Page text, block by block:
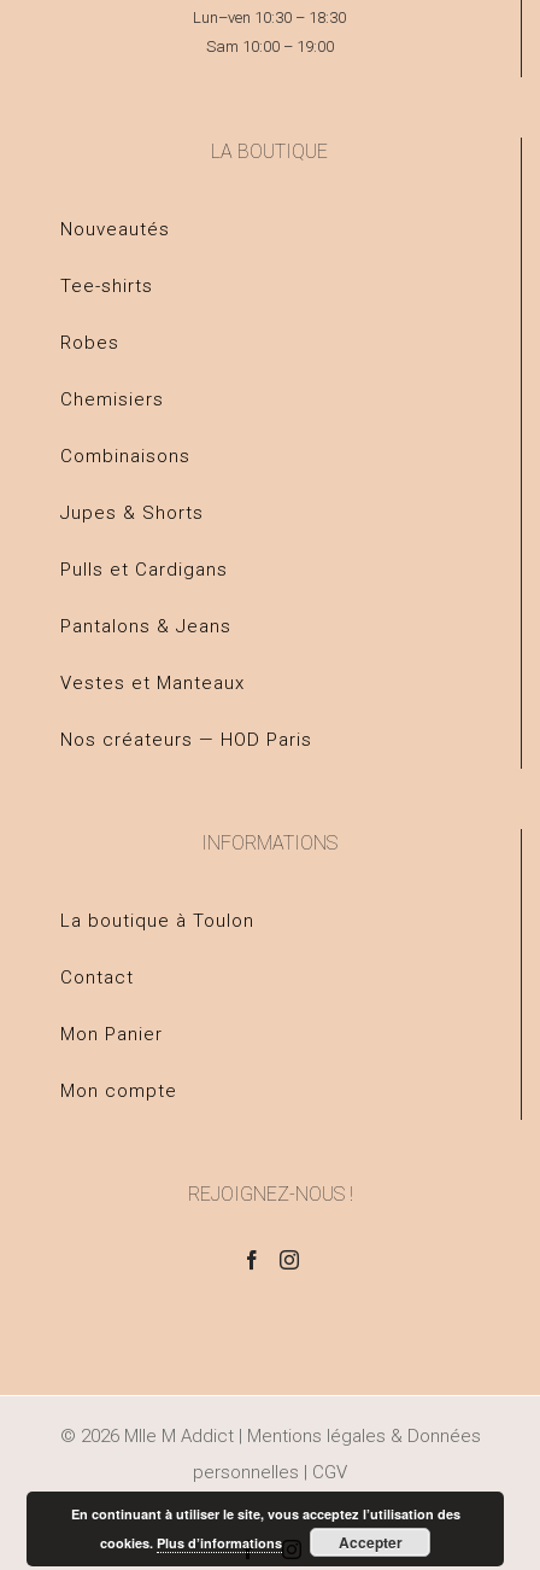
Lun–ven 10:30 – 18:30
Sam 10:00 – 19:00
LA BOUTIQUE
Nouveautés
Tee-shirts
Robes
Chemisiers
Combinaisons
Jupes & Shorts
Pulls et Cardigans
Pantalons & Jeans
Vestes et Manteaux
Nos créateurs — HOD Paris
INFORMATIONS
La boutique à Toulon
Contact
Mon Panier
Mon compte
REJOIGNEZ-NOUS !
© 2026 Mlle M Addict |
Mentions légales & Données
personnelles
CGV
facebookinstagram
En continuant à utiliser le site, vous acceptez l’utilisation des
cookies.Plus d’informations Accepter